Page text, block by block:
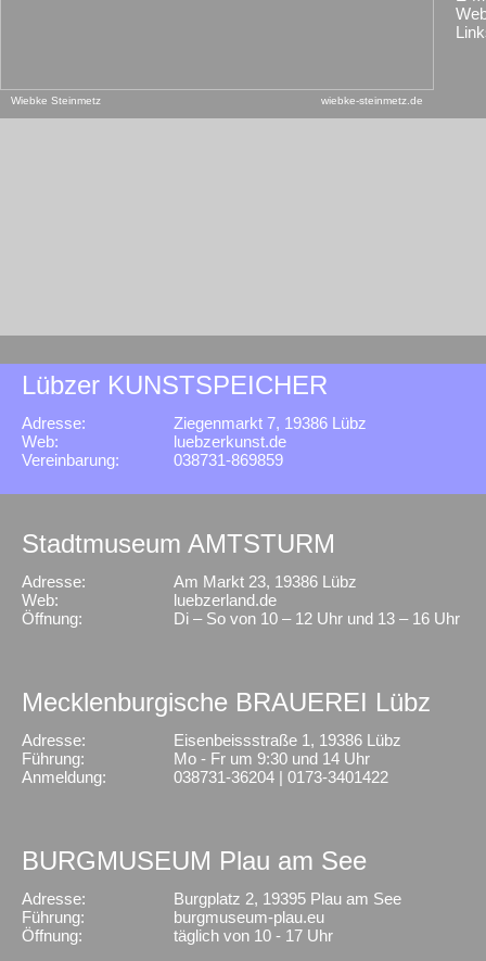
Wiebke Steinmetz wiebke-steinmetz.de
Lübzer KUNSTSPEICHER
Adresse:
Web:
Vereinbarung:
Ziegenmarkt 7, 19386 Lübz
luebzerkunst.de
038731-869859
Stadtmuseum AMTSTURM
Adresse:
Web:
Öffnung:
Am Markt 23, 19386 Lübz
luebzerland.de
Di – So von 10 – 12 Uhr und 13 – 16 Uhr
Mecklenburgische BRAUEREI Lübz
Adresse:
Führung:
Anmeldung:
Eisenbeissstraße 1, 19386 Lübz
Mo - Fr um 9:30 und 14 Uhr
038731-36204 | 0173-3401422
BURGMUSEUM Plau am See
Adresse:
Führung:
Öffnung:
Burgplatz 2, 19395 Plau am See
burgmuseum-plau.eu
täglich von 10 - 17 Uhr